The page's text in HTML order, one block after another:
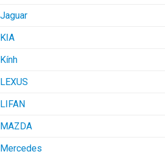
Jaguar
KIA
Kính
LEXUS
LIFAN
MAZDA
Mercedes